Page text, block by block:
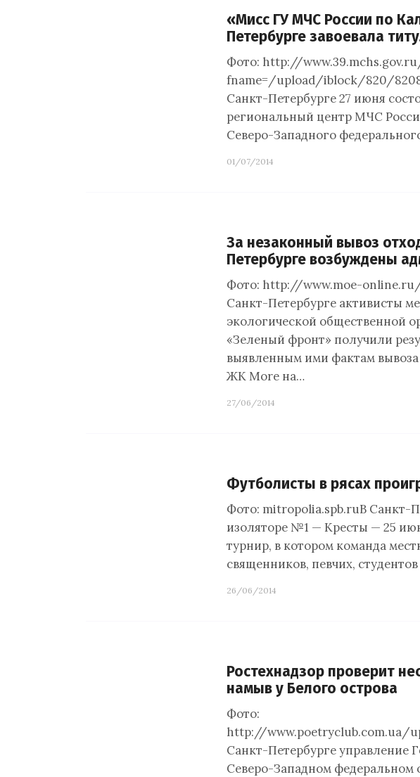
«Мисс ГУ МЧС России по
Петербурге завоевала
Фото: http://
fname=/upload/iblock/820/
Санкт-Петербурге 27 июня
региональный центр МЧС
Северо-Западного
01/07/2014
За незаконный вывоз
Петербурге возбуждены
Фото: http://www.moe-
Санкт-Петербурге активисты
экологической общественной
«Зеленый фронт» получили
выявленным ими фактам вывоза
ЖК More на…
27/06/2014
Футболисты в рясах
Фото: mitropolia.spb.ruВ Санкт-
изоляторе №1 — Кресты — 25
турнир, в котором команда
священников, певчих,
26/06/2014
Ростехнадзор проверит
намыв у Белого острова
Фото:
http://www.poetryclub.com.ua/
Санкт-Петербурге управление
Северо-Западном федеральном